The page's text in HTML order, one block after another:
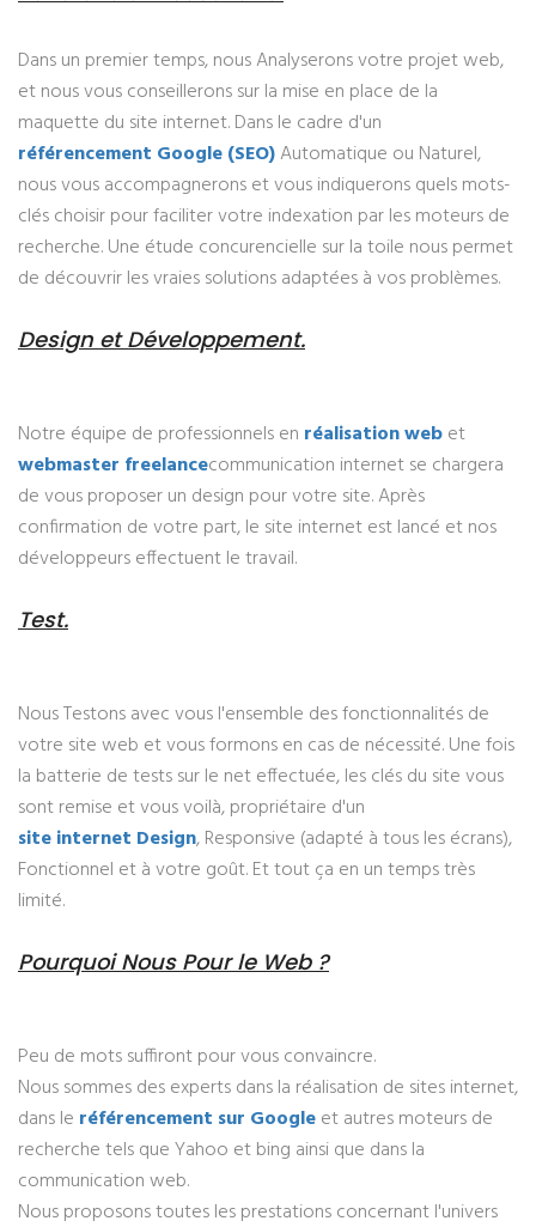
Dans un premier temps, nous Analyserons votre projet web,
et nous vous conseillerons sur la mise en place de la
maquette du site internet. Dans le cadre d'un
référencement Google (SEO)Automatique ou Naturel,
nous vous accompagnerons et vous indiquerons quels mots-
clés choisir pour faciliter votre indexation par les moteurs de
recherche. Une étude concurencielle sur la toile nous permet
de découvrir les vraies solutions adaptées à vos problèmes.
Design et Développement.
Notre équipe de professionnels en réalisation webet
webmaster freelancecommunication internet se chargera
de vous proposer un design pour votre site. Après
confirmation de votre part, le site internet est lancé et nos
développeurs effectuent le travail.
Test.
Nous Testons avec vous l'ensemble des fonctionnalités de
votre site web et vous formons en cas de nécessité. Une fois
la batterie de tests sur le net effectuée, les clés du site vous
sont remise et vous voilà, propriétaire d'un
site internet Design, Responsive (adapté à tous les écrans),
Fonctionnel et à votre goût. Et tout ça en un temps très
limité.
Pourquoi Nous Pour le Web ?
Peu de mots suffiront pour vous convaincre.
Nous sommes des experts dans la réalisation de sites internet,
dans le référencement sur Googleet autres moteurs de
recherche tels que Yahoo et bing ainsi que dans la
communication web.
Nous proposons toutes les prestations concernant l'univers